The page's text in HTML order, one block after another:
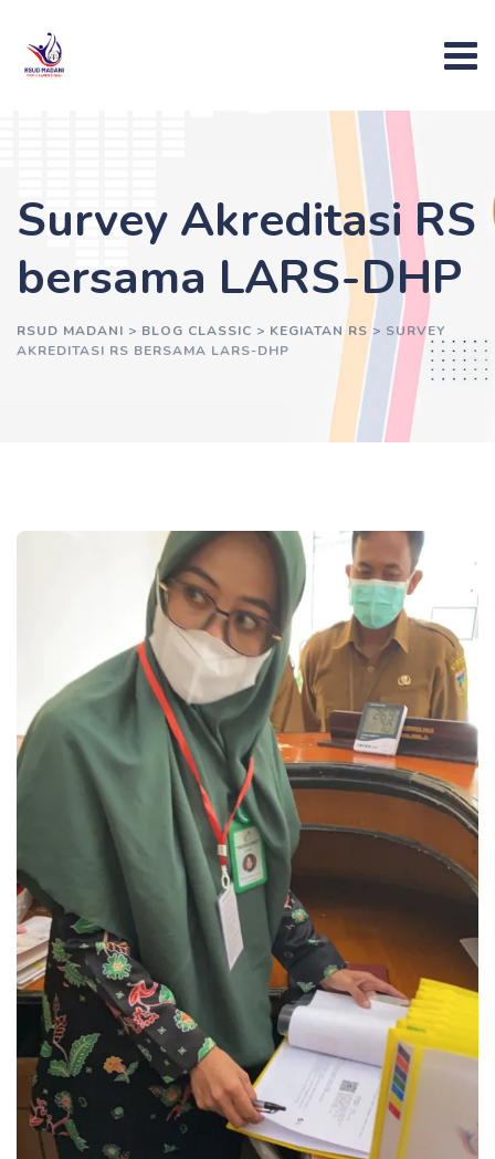
Survey Akreditasi RS
bersama LARS-DHP
RSUD MADANI > BLOG CLASSIC > KEGIATAN RS> SURVEY
AKREDITASI RS BERSAMA LARS-DHP